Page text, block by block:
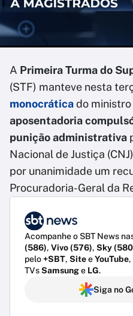
A Primeira Turma do
(STF) manteve nesta
monocráticado ministro
aposentadoria
punição administrativa
Nacional de Justiça
por unanimidade um
Procuradoria-Geral da
Acompanhe o SBT News
(586), Vivo (576), Sky
pelo+SBT, SiteeYouTube,
TVsSamsunge LG.
Siga no